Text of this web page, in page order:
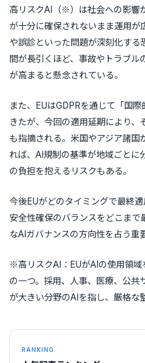
高リスクAI（※）は社会への影響
が十分に確保されないまま運用が
や誤診といった問題が深刻化する
間が長引くほど、事故やトラブル
が高まると懸念されている。
また、EUはGDPRを通じて「国
きたが、今回の適用延期により、
も指摘される。米国やアジア諸国
れば、AI規制の基準が地域ごとに
の負担を抱えるリスクもある。
今後EUがどのタイミングで最終
安全性確保のバランスをどこまで
なAIガバナンスの方向性を占う重
※高リスクAI：EUがAIの使用領
の一つ。採用、人事、医療、公共
が大きい分野のAIを指し、厳格な
RANKING